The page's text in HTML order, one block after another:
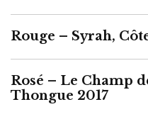
Rouge – Syrah,
Rosé – Le Champ
Thongue 2017